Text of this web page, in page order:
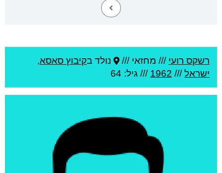
רשקס רועי /// מחזאי /// נולד בקיבוץ סאסא,
ישראל///
1962 /// גיל: 64